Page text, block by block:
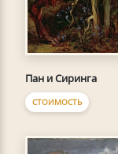
Пан и Сиринга
СТОИМОСТЬ